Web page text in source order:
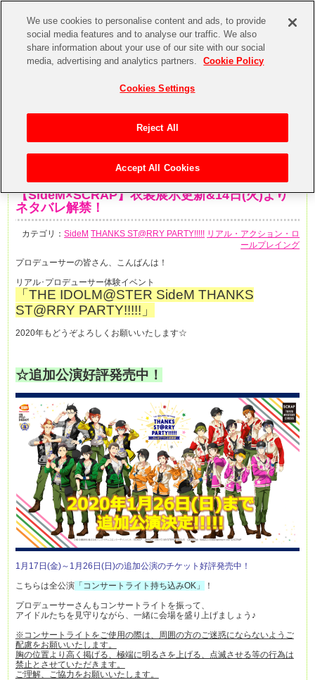
【SideM×SCRAP】衣装展示更新&14日(火)より
ネタバレ解禁！
カテゴリ：SideM THANKS ST@RRY PARTY!!!!! リアル・アクション・ロ
ールプレイング
プロデューサーの皆さん、こんばんは！
リアル･プロデューサー体験イベント
「THE IDOLM@STER SideM THANKS
ST@RRY PARTY!!!!!」
2020年もどうぞよろしくお願いいたします☆
☆追加公演好評発売中！
1月17日(金)～1月26日(日)の追加公演のチケット好評発売中！
こちらは全公演「コンサートライト持ち込みOK」
！
プロデューサーさんもコンサートライトを振って、
アイドルたちを見守りながら、一緒に会場を盛り上げましょう♪
※コンサートライトをご使用の際は、周囲の方のご迷惑にならないようご
配慮をお願いいたします。
胸の位置より高く掲げる、極端に明るさを上げる、点滅させる等の行為は
禁止とさせていただきます。
ご理解、ご協力をお願いいたします。
We use cookies to personalise content and ads, to provide
social media features and to analyse our traffic. We also
share information about your use of our site with our social
media, advertising and analytics partners.
Cookie Policy
Cookies Settings
Reject All
Accept All Cookies